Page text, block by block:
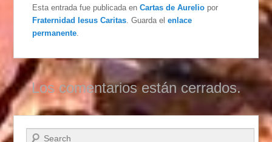
Esta entrada fue publicada enCartas de Aurelio por
Fraternidad Iesus Caritas . Guarda elenlace
permanente
Los comentarios están cerrados.
Buscar